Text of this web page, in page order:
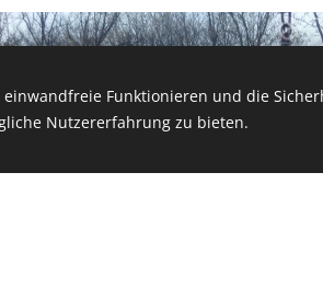
Funktionieren und die
Nutzererfahrung zu bieten.